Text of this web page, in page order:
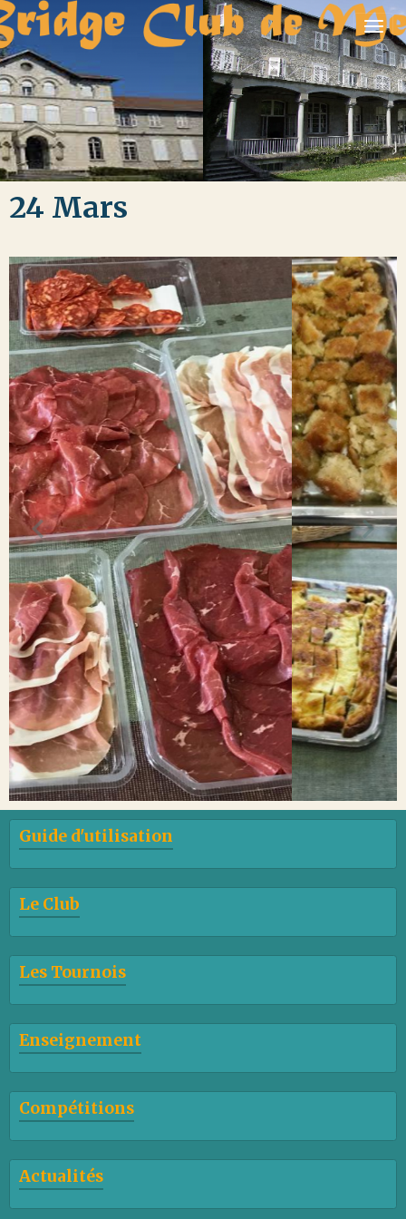
24 Mars
Guide d'utilisation
Le Club
Les Tournois
Enseignement
Compétitions
Actualités